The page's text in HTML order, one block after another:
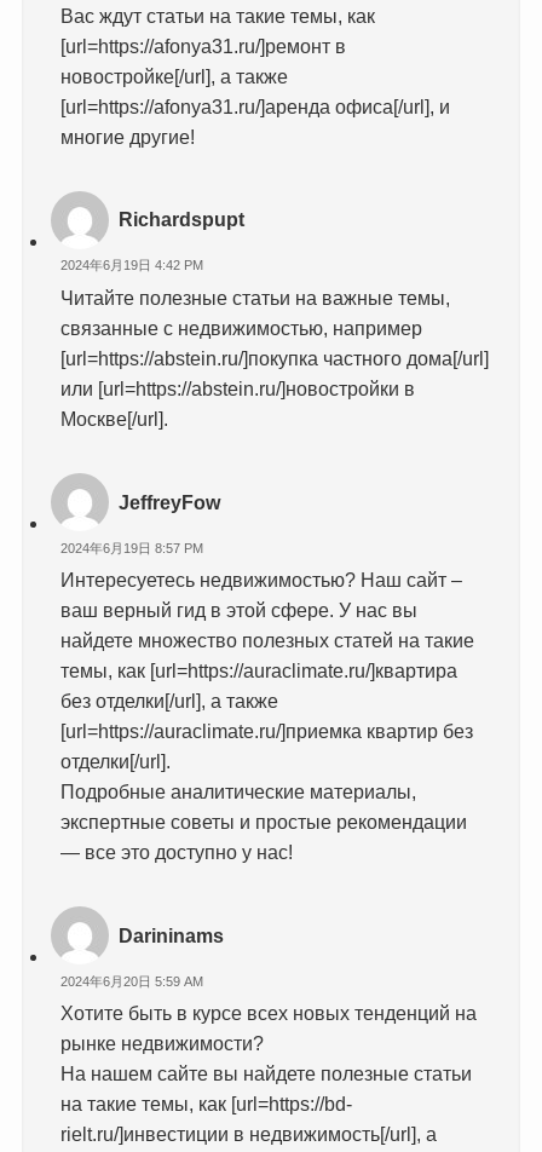
Вас ждут статьи на такие темы, как
[url=https://afonya31.ru/]ремонт в
новостройке[/url], а также
[url=https://afonya31.ru/]аренда офиса[/url], и
многие другие!
Richardspupt
2024年6月19日 4:42 PM
Читайте полезные статьи на важные темы,
связанные с недвижимостью, например
[url=https://abstein.ru/]покупка частного дома[/url]
или [url=https://abstein.ru/]новостройки в
Москве[/url].
JeffreyFow
2024年6月19日 8:57 PM
Интересуетесь недвижимостью? Наш сайт –
ваш верный гид в этой сфере. У нас вы
найдете множество полезных статей на такие
темы, как [url=https://auraclimate.ru/]квартира
без отделки[/url], а также
[url=https://auraclimate.ru/]приемка квартир без
отделки[/url].
Подробные аналитические материалы,
экспертные советы и простые рекомендации
— все это доступно у нас!
Darininams
2024年6月20日 5:59 AM
Хотите быть в курсе всех новых тенденций на
рынке недвижимости?
На нашем сайте вы найдете полезные статьи
на такие темы, как [url=https://bd-
rielt.ru/]инвестиции в недвижимость[/url], а